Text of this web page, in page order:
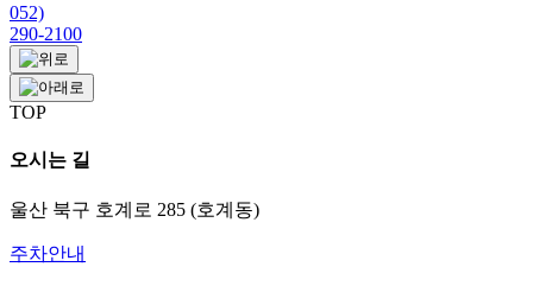
052)
290-2100
TOP
오시는 길
울산 북구 호계로 285 (호계동)
주차안내